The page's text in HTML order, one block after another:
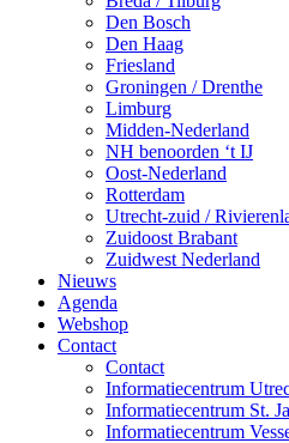
Den Bosch
Den Haag
Friesland
Groningen / Drenthe
Limburg
Midden-Nederland
NH benoorden ‘t IJ
Oost-Nederland
Rotterdam
Utrecht-zuid /
Zuidoost Brabant
Zuidwest Nederland
Nieuws
Agenda
Webshop
Contact
Contact
Informatiecentrum
Informatiecentrum St.
Informatiecentrum